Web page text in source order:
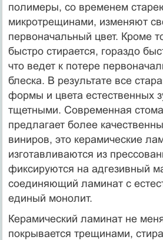
полимеры, со временем
микротрещинами, изменяют
первоначальный цвет. Кроме
быстро стирается, гораздо
что ведет к потере
блеска. В результате все
формы и цвета естественных
тщетными. Современная
предлагает более
виниров, это керамические
изготавливаются из
фиксируются на адгезивный
соединяющий ламинат с
единый монолит.
Керамический ламинат не
покрывается трещинами,